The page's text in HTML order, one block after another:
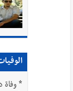
* وفاة